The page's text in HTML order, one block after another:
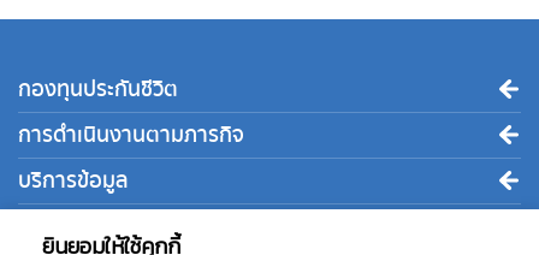
ยินยอมให้ใช้คุกกี้
กองทุนประกันชีวิต
การดำเนินงานตามภารกิจ
บริการข้อมูล